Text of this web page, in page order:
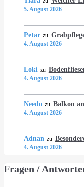
5. August 2026
Petar zu
4. August 2026
Loki zu
4. August 2026
Needo zu Balkon
4. August 2026
Adnan zu
4. August 2026
Fragen /